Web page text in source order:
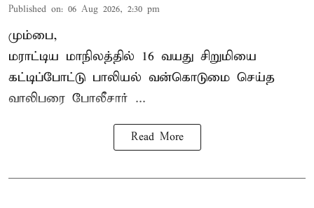
Published on: 06 Aug 2026, 2:30 pm
மும்பை,
மராட்டிய மாநிலத்தில் 16 வயது சிறுமியை
கட்டிப்போட்டு பாலியல் வன்கொடுமை செய்த
வாலிபரை போலீசார் ...
Read More